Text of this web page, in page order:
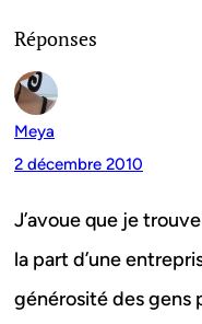
Réponses
Meya
2 décembre 2010
J’avoue que je
la part d’une
générosité des gens